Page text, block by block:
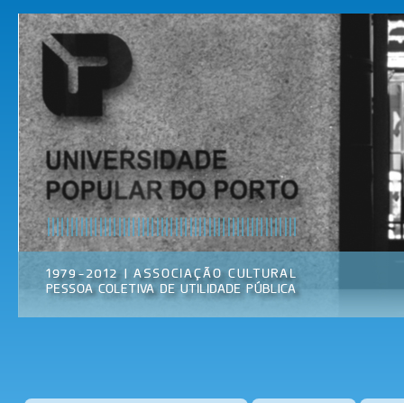
Universidade
Popular do
Porto
Associação
Cultural